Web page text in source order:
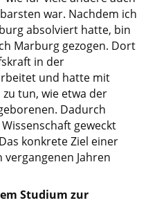
war. Nachdem ich
absolviert hatte, bin
Marburg gezogen. Dort
in der
und hatte mit
tun, wie etwa der
Dadurch
geweckt
konkrete Ziel einer
Jahren
Studium zur